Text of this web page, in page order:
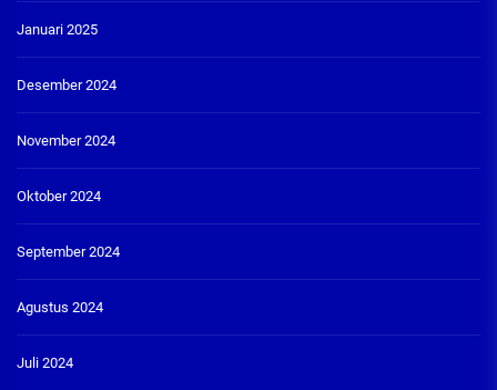
Januari 2025
Desember 2024
November 2024
Oktober 2024
September 2024
Agustus 2024
Juli 2024